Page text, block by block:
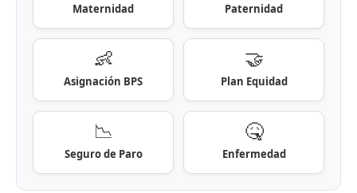
Maternidad Paternidad
👶
Asignación BPS
🤝
Plan Equidad
📉
Seguro de Paro
🤒
Enfermedad